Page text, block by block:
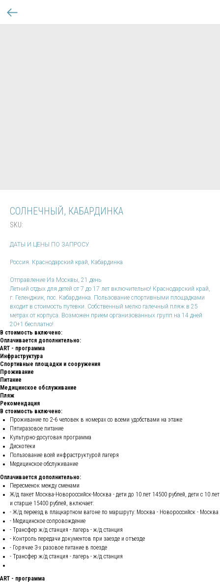
СОЛНЕЧНЫЙ, КАБАРДИНКА
SKU:
ДАТЫ И ЦЕНЫ ПО ЗАПРОСУ
Россия. Краснодарский край, Кабардинка
Отправление Из Москвы, 21 день
Летний отдых для детей от 7 до 17 лет включительно! Краснодарский край,
г. Геленджик, пос. Кабардинка. Пользование спортивными площадками
входит в стоимость путевки. Собственный мелко галечный пляж в 25
метрах от корпуса. Возможен прием организованных групп на 14 дней
20+1 бесплатно!
В стоимость включено:
Оплачивается дополнительно:
ART - программа
Инфраструктура
Спортивные площадки и сооружения
Проживание
Питание
Медицинское обслуживание
Пляж
Рекомендация
В стоимость включено:
Проживание по 2-6 человек в номерах со всеми удобствами на этаже
Пятиразовое питание
Культурно-досуговая программа
Дискотеки
Пользование всей инфраструктурой лагеря
Медицинское обслуживание
Оплачивается дополнительно:
Пересменок между сменами
Ж/д пакет Москва-Новороссийск-Москва - дети до 10 лет 14500 рублей, дети с 10 лет
и старше 15400 рублей, включает:
- Ж/д переезд в плацкартном вагоне по маршруту: Москва - Новороссийск - Москва
- Медицинское сопровождение
- Трансфер ж/д станция - лагерь - ж/д станция
- Контроль передачи документов при заезде и отъезде
- Горячие 3-х разовое питание в поезде
- Трансфер ж/д станция - лагерь - ж/д станция
ART - программа